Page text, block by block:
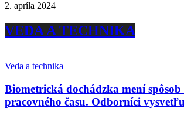
2. apríla 2024
VEDA A TECHNIKA
Veda a technika
Biometrická dochádzka mení
pracovného času. Odborníci